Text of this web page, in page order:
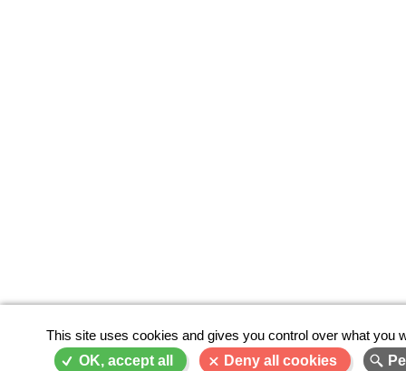
This site uses cookies and gives you control over what you
OK, accept all
Deny all cookies